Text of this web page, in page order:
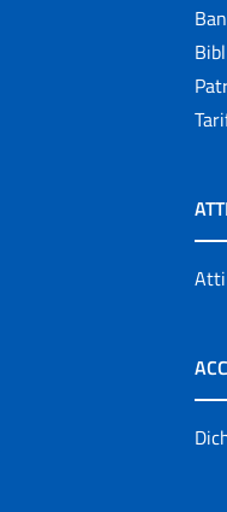
Atti